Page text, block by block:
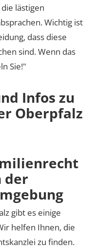
lästigen
Wichtig ist
dass diese
sind. Wenn das
Sie!"
Infos zu
Oberpfalz
der
gibt es einige
helfen Ihnen, die
zu finden.